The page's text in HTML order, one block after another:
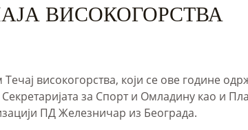
ВИСОКОГОРСТВА
високогорства, који се ове године
за Спорт и Омладину као и
ПД Железничар из Београда.